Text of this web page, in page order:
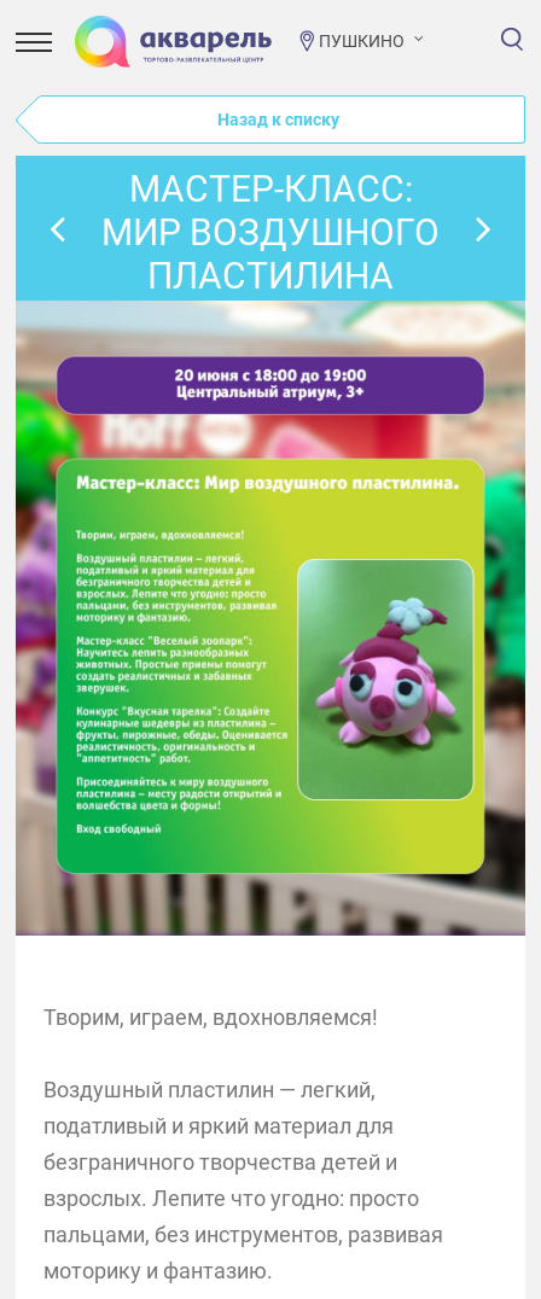
ПУШКИНО
Назад к списку
МАСТЕР-КЛАСС:
МИР ВОЗДУШНОГО
ПЛАСТИЛИНА
Творим, играем, вдохновляемся!
Воздушный пластилин — легкий,
податливый и яркий материал для
безграничного творчества детей и
взрослых. Лепите что угодно: просто
пальцами, без инструментов, развивая
моторику и фантазию.